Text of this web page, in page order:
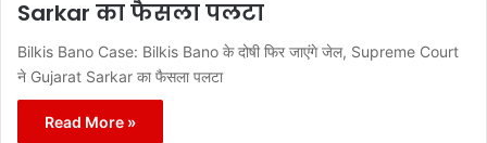
Sarkar का फैसला पलटा
Bilkis Bano Case: Bilkis Bano के दोषी फिर जाएंगे जेल, Supreme Court
ने Gujarat Sarkar का फैसला पलटा
Read More »